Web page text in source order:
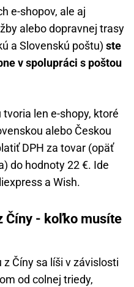
e-shopov, ale aj
alebo dopravnej trasy
a Slovenskú poštu) ste
v spolupráci s poštou
len e-shopy, ktoré
alebo Českou
DPH za tovar (opäť
do hodnoty 22 €. Ide
a Wish.
Číny - koľko musíte
Číny sa líši v závislosti
od colnej triedy,